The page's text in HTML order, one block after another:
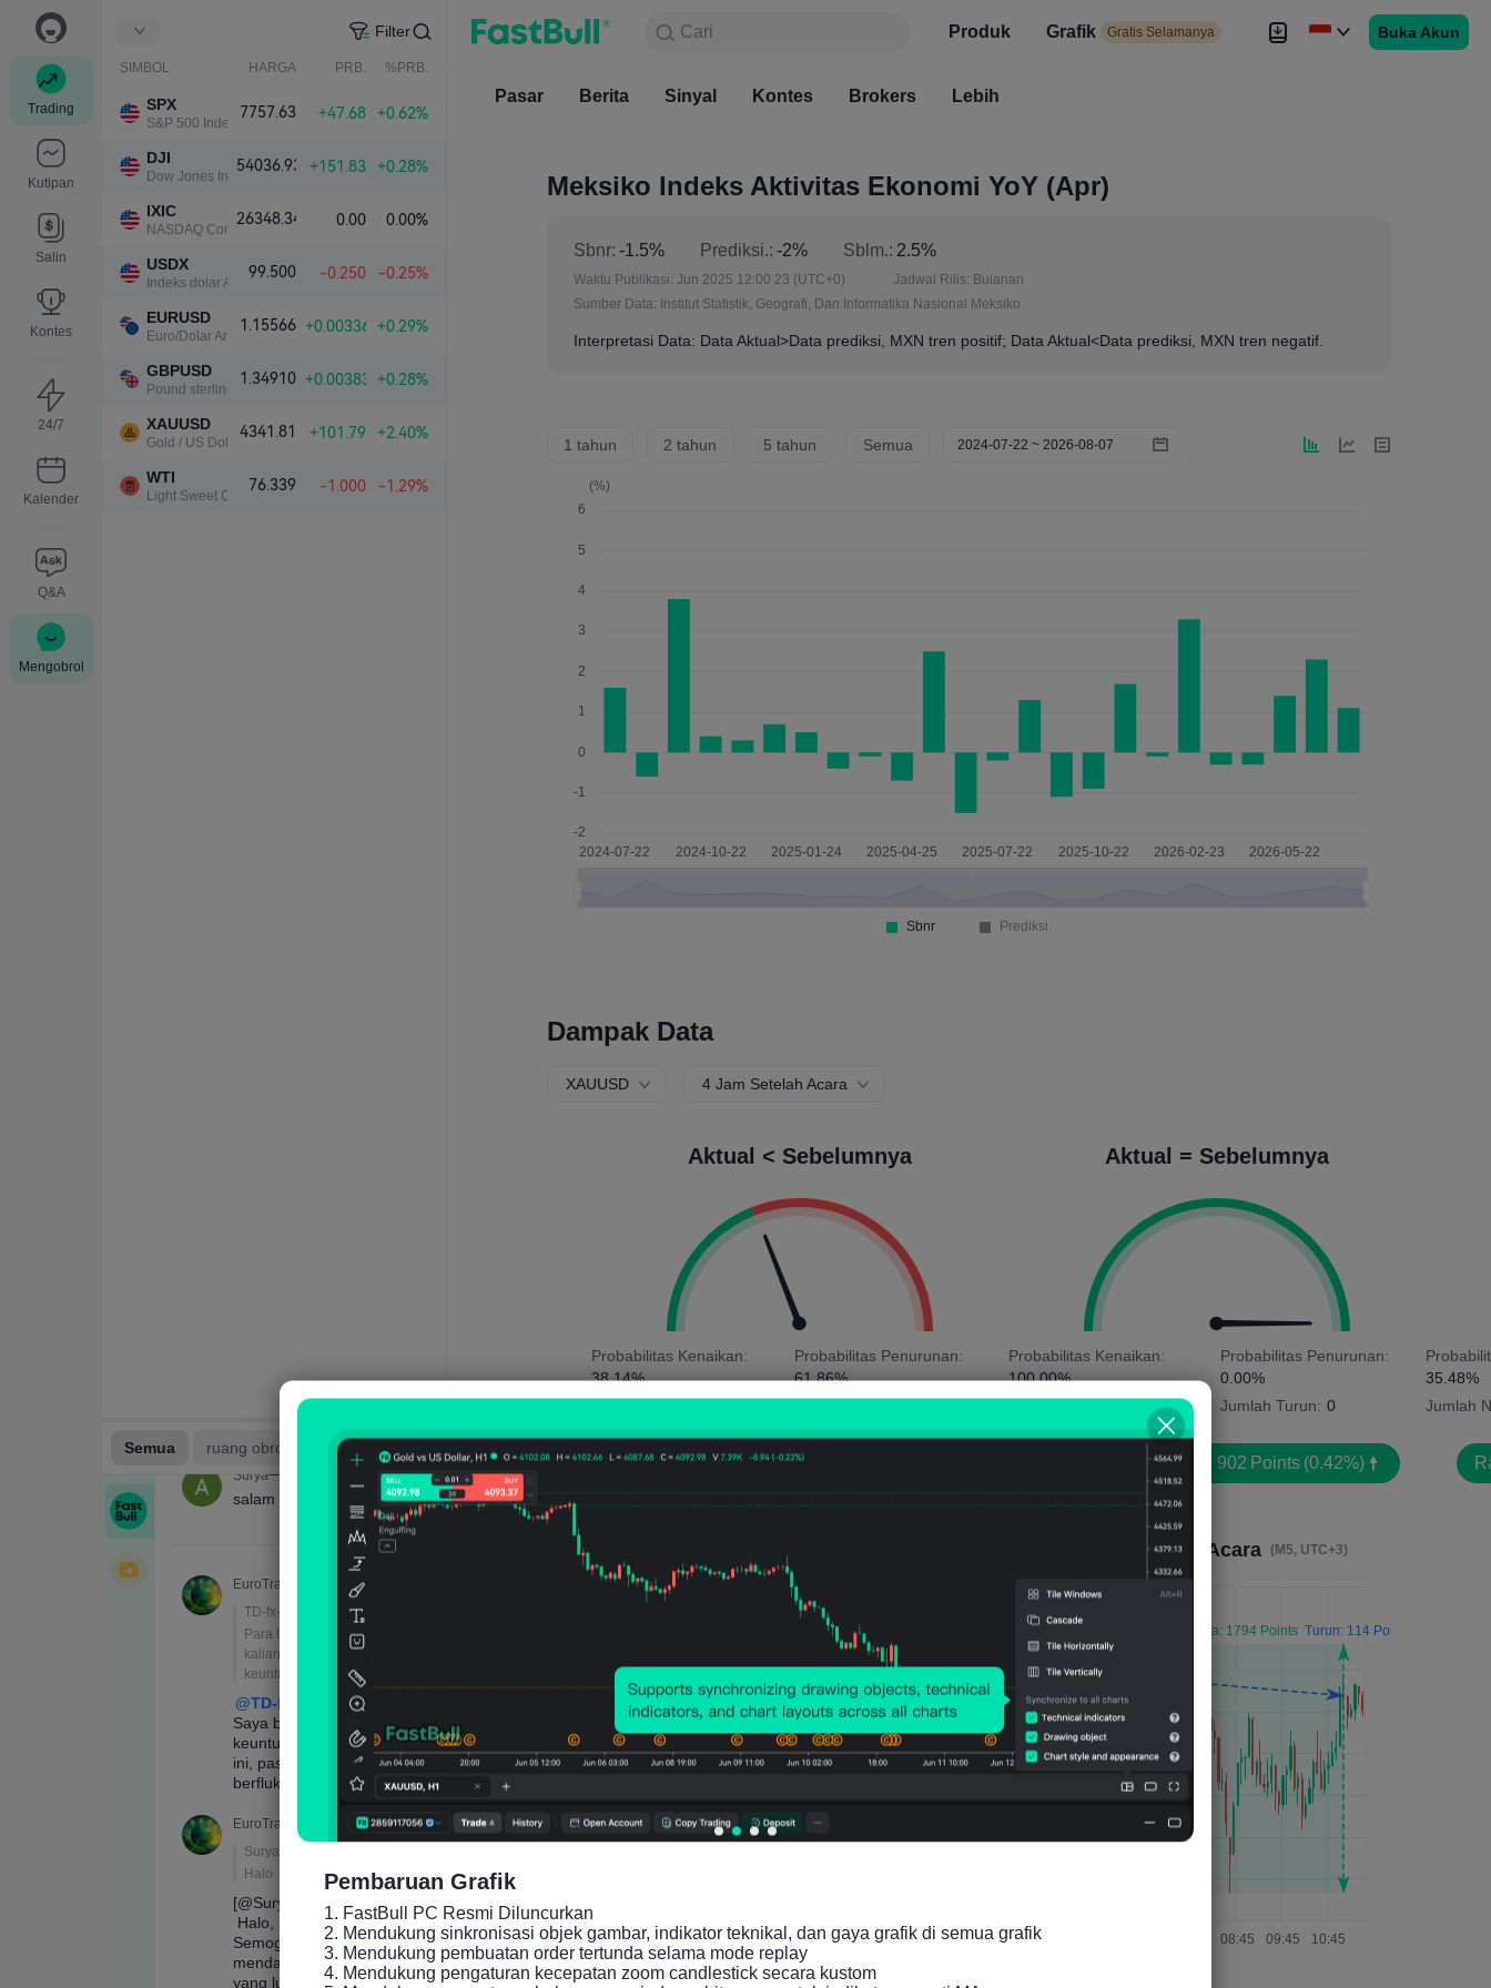
Trading
Kutipan
Salin
Kontes
24/7
Kalender
Q&A
Mengobrol
Filter
SIMBOL HARGA PRB. %PRB.
SPX
S&P 500 Index
7757.63 +47.68 +0.62%
DJI
Dow Jones Industrial Average
54036.93 +151.83 +0.28%
IXIC
NASDAQ Composite Index
26348.34 0.00 0.00%
USDX
Indeks dolar AS
99.500 -0.250 -0.25%
EURUSD
Euro/Dolar Amerika
1.15566 +0.00336 +0.29%
GBPUSD
Pound sterling/Dolar Amerika
1.34910 +0.00383 +0.28%
XAUUSD
Gold / US Dollar
4341.81 +101.79 +2.40%
WTI
Light Sweet Crude Oil
76.339 -1.000 -1.29%
Cari Produk Grafik Gratis Selamanya
Pasar Berita Sinyal Kontes
Buka Akun
Cari
Gratis Selamanya
Pasar Berita Sinyal Kontes Brokers Lebih
Meksiko Indeks Aktivitas Ekonomi YoY (Apr)
Sbnr: -1.5% Prediksi.: -2% Sblm.: 2.5%
Waktu Publikasi: Jun 2025 12:00 23 (UTC+0) Jadwal Rilis: Bulanan
Sumber Data: Institut Statistik, Geografi, Dan Informatika Nasional Meksiko
Interpretasi Data: Data Aktual>Data prediksi, MXN tren positif; Data Aktual<Data prediksi, MXN tren negatif.
1 tahun 2 tahun 5 tahun Semua
Dampak Data
XAUUSD 4 Jam Setelah Acara
Aktual < Sebelumnya
Probabilitas Kenaikan:
38.14%
Probabilitas Penurunan:
61.86%
Rata-rata Volatilitas:
Aktual = Sebelumnya
Probabilitas Kenaikan:
100.00%
Probabilitas Penurunan:
0.00%
Jumlah Turun: 0
Rata-rata Volatilitas: 902 Points (0.42%)
35.48%
Jumlah
Grafik Harga Dampak 4 Jam Setelah Acara (M5, UTC+3)
Pembaruan Grafik
1. FastBull PC Resmi Diluncurkan
2. Mendukung sinkronisasi objek gambar, indikator teknikal, dan gaya grafik di semua grafik
3. Mendukung pembuatan order tertunda selama mode replay
4. Mendukung pengaturan kecepatan zoom candlestick secara kustom